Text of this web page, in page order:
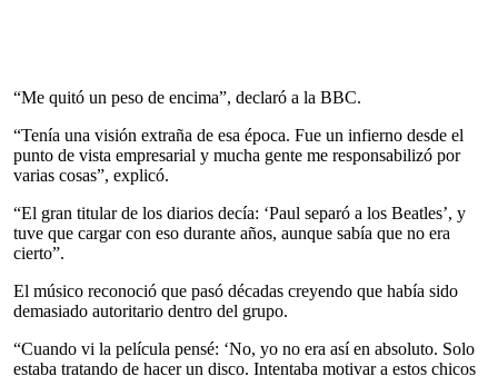
“Me quitó un peso de encima”, declaró a la BBC.
“Tenía una visión extraña de esa época. Fue un infierno desde el
punto de vista empresarial y mucha gente me responsabilizó por
varias cosas”, explicó.
“El gran titular de los diarios decía: ‘Paul separó a los Beatles’, y
tuve que cargar con eso durante años, aunque sabía que no era
cierto”.
El músico reconoció que pasó décadas creyendo que había sido
demasiado autoritario dentro del grupo.
“Cuando vi la película pensé: ‘No, yo no era así en absoluto. Solo
estaba tratando de hacer un disco. Intentaba motivar a estos chicos